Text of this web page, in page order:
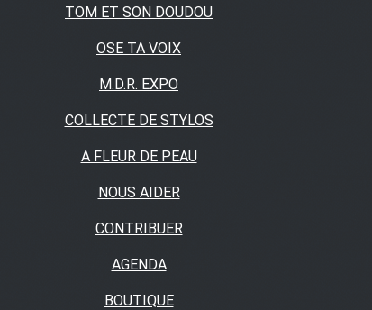
TOM ET SON DOUDOU
OSE TA VOIX
M.D.R. EXPO
COLLECTE DE STYLOS
A FLEUR DE PEAU
NOUS AIDER
CONTRIBUER
AGENDA
BOUTIQUE